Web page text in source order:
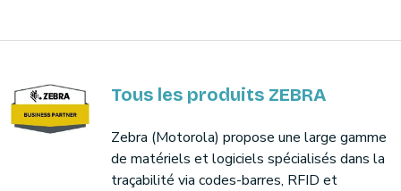
Tous les produits ZEBRA
Zebra (Motorola) propose une large gamme
de matériels et logiciels spécialisés dans la
traçabilité via codes-barres, RFID et